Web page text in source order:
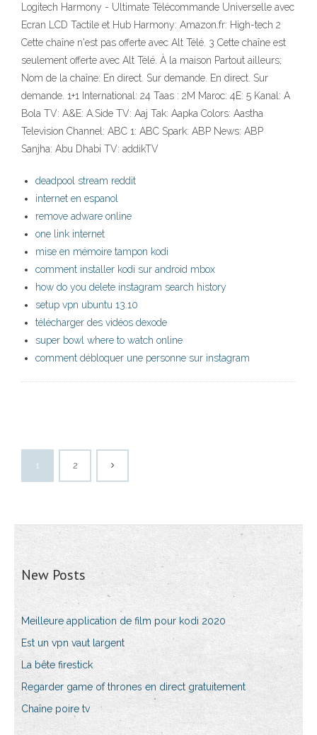
Logitech Harmony - Ultimate Télécommande Universelle avec
Ecran LCD Tactile et Hub Harmony: Amazon.fr: High-tech 2
Cette chaîne n'est pas offerte avec Alt Télé. 3 Cette chaîne est
seulement offerte avec Alt Télé. À la maison Partout ailleurs;
Nom de la chaîne: En direct. Sur demande. En direct. Sur
demande. 1+1 International: 24 Taas : 2M Maroc: 4E: 5 Kanal: A
Bola TV: A&E: A.Side TV: Aaj Tak: Aapka Colors: Aastha
Television Channel: ABC 1: ABC Spark: ABP News: ABP
Sanjha: Abu Dhabi TV: addikTV
deadpool stream reddit
internet en espanol
remove adware online
one link internet
mise en mémoire tampon kodi
comment installer kodi sur android mbox
how do you delete instagram search history
setup vpn ubuntu 13.10
télécharger des vidéos dexode
super bowl where to watch online
comment débloquer une personne sur instagram
1 2
New Posts
Meilleure application de film pour kodi 2020
Est un vpn vaut largent
La bête firestick
Regarder game of thrones en direct gratuitement
Chaîne poire tv